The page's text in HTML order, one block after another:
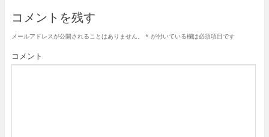
コメントを残す
メールアドレスが公開されることはありません。 * が付いている欄は必須項目です
コメント